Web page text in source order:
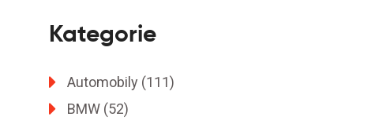
Kategorie
Automobily (111)
BMW (52)